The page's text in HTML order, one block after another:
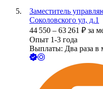
Заместитель
Соколовского ул, д.1
44 550 – 63 261 ₽ за
Опыт 1-3 года
Выплаты: Два раза в